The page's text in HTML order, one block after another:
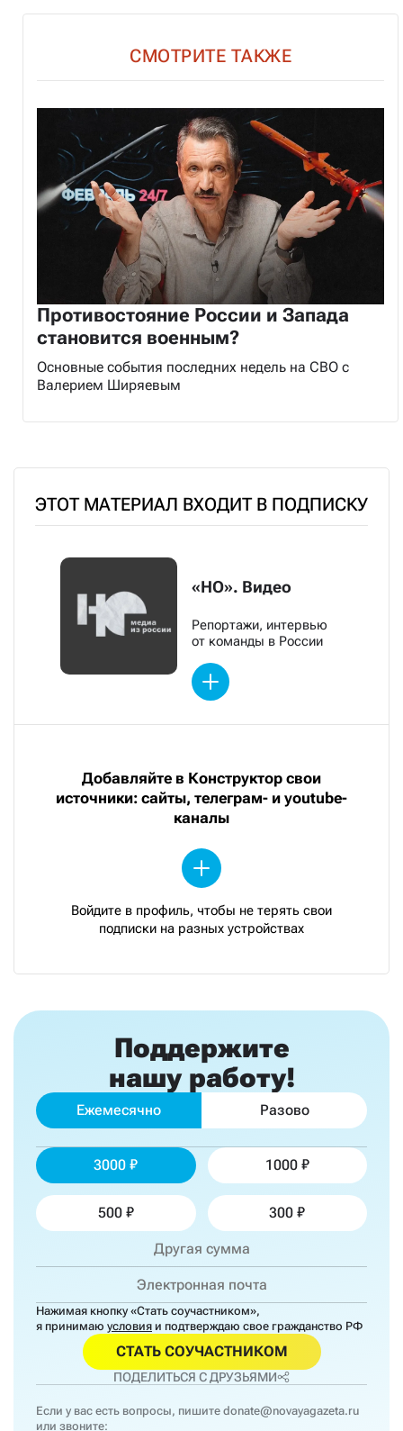
СМОТРИТЕ ТАКЖЕ
Противостояние России и Запада
становится военным?
Основные события последних недель на СВО с
Валерием Ширяевым
ЭТОТ МАТЕРИАЛ ВХОДИТ В ПОДПИСКУ
«НО». Видео
Репортажи, интервью
от команды в России
Добавляйте в Конструктор свои
источники: сайты, телеграм- и youtube-
каналы
Войдите в профиль, чтобы не терять свои
подписки на разных устройствах
Поддержите
нашу работу!
Ежемесячно Разово
3000 1000
500 300
Нажимая кнопку «Стать соучастником»,
я принимаю условия и подтверждаю свое гражданство РФ
СТАТЬ СОУЧАСТНИКОМ
ПОДЕЛИТЬСЯ С ДРУЗЬЯМИ
Если у вас есть вопросы, пишите donate@novayagazeta.ru
или звоните: